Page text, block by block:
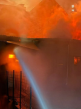
: un
dans